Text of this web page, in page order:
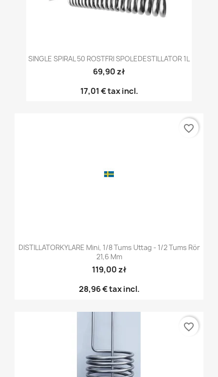
SINGLE SPIRAL 50 ROSTFRI SPOLEDESTILLATOR 1L
69,90 zł
17,01 €tax incl.
DISTILLATORKYLARE Mini, 1/8 Tums Uttag - 1/2 Tums Rör
21,6 Mm
119,00 zł
28,96 €tax incl.
favorite_border
favorite_border